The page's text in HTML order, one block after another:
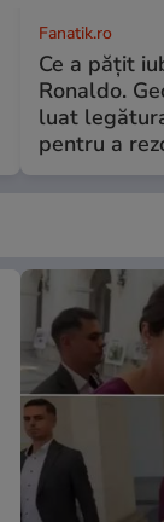
Fanatik.ro
Ce a pățit
Ronaldo.
luat
pentru a